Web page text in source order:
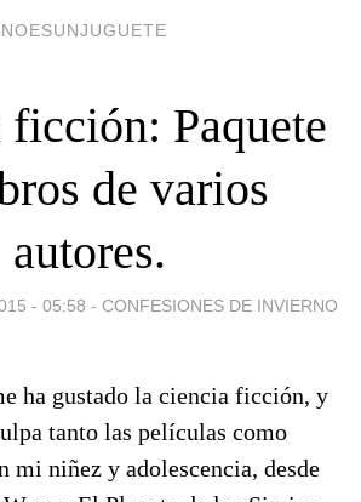
Paquete
de varios
autores.
- 05:58 - CONFESIONES DE INVIERNO
ha gustado la ciencia ficción, y
tanto las películas como
mi niñez y adolescencia, desde